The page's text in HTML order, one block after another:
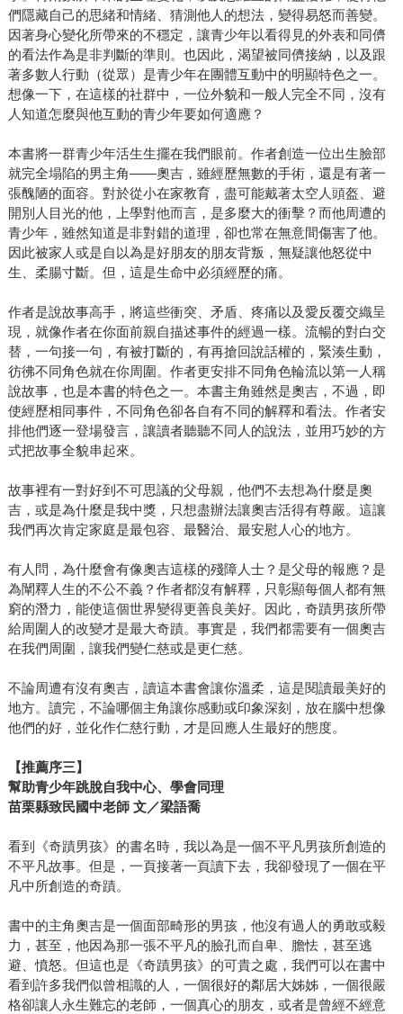
們隱藏自己的思緒和情緒、猜測他人的想法，變得易怒而善變。
因著身心變化所帶來的不穩定，讓青少年以看得見的外表和同儕
的看法作為是非判斷的準則。也因此，渴望被同儕接納，以及跟
著多數人行動（從眾）是青少年在團體互動中的明顯特色之一。
想像一下，在這樣的社群中，一位外貌和一般人完全不同，沒有
人知道怎麼與他互動的青少年要如何適應？
本書將一群青少年活生生擺在我們眼前。作者創造一位出生臉部
就完全塌陷的男主角——奧吉，雖經歷無數的手術，還是有著一
張醜陋的面容。對於從小在家教育，盡可能戴著太空人頭盔、避
開別人目光的他，上學對他而言，是多麼大的衝擊？而他周遭的
青少年，雖然知道是非對錯的道理，卻也常在無意間傷害了他。
因此被家人或是自以為是好朋友的朋友背叛，無疑讓他怒從中
生、柔腸寸斷。但，這是生命中必須經歷的痛。
作者是說故事高手，將這些衝突、矛盾、疼痛以及愛反覆交織呈
現，就像作者在你面前親自描述事件的經過一樣。流暢的對白交
替，一句接一句，有被打斷的，有再搶回說話權的，緊湊生動，
彷彿不同角色就在你周圍。作者更安排不同角色輪流以第一人稱
說故事，也是本書的特色之一。本書主角雖然是奧吉，不過，即
使經歷相同事件，不同角色卻各自有不同的解釋和看法。作者安
排他們逐一登場發言，讓讀者聽聽不同人的說法，並用巧妙的方
式把故事全貌串起來。
故事裡有一對好到不可思議的父母親，他們不去想為什麼是奧
吉，或是為什麼是我中獎，只想盡辦法讓奧吉活得有尊嚴。這讓
我們再次肯定家庭是最包容、最醫治、最安慰人心的地方。
有人問，為什麼會有像奧吉這樣的殘障人士？是父母的報應？是
為闡釋人生的不公不義？作者都沒有解釋，只彰顯每個人都有無
窮的潛力，能使這個世界變得更善良美好。因此，奇蹟男孩所帶
給周圍人的改變才是最大奇蹟。事實是，我們都需要有一個奧吉
在我們周圍，讓我們變仁慈或是更仁慈。
不論周遭有沒有奧吉，讀這本書會讓你溫柔，這是閱讀最美好的
地方。讀完，不論哪個主角讓你感動或印象深刻，放在腦中想像
他們的好，並化作仁慈行動，才是回應人生最好的態度。
【推薦序三】
幫助青少年跳脫自我中心、學會同理
苗栗縣致民國中老師 文／梁語喬
看到《奇蹟男孩》的書名時，我以為是一個不平凡男孩所創造的
不平凡故事。但是，一頁接著一頁讀下去，我卻發現了一個在平
凡中所創造的奇蹟。
書中的主角奧吉是一個面部畸形的男孩，他沒有過人的勇敢或毅
力，甚至，他因為那一張不平凡的臉孔而自卑、膽怯，甚至逃
避、憤怒。但這也是《奇蹟男孩》的可貴之處，我們可以在書中
看到許多我們似曾相識的人，一個很好的鄰居大姊姊，一個很嚴
格卻讓人永生難忘的老師，一個真心的朋友，或者是曾經不經意